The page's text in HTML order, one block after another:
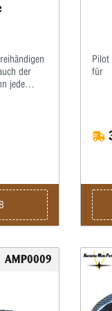
der
jede
darauf
da sie
kann,
vorne
Mag
Pilot
für
AMP0009